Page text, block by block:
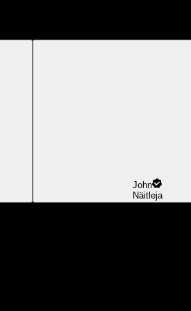
John
Näitleja